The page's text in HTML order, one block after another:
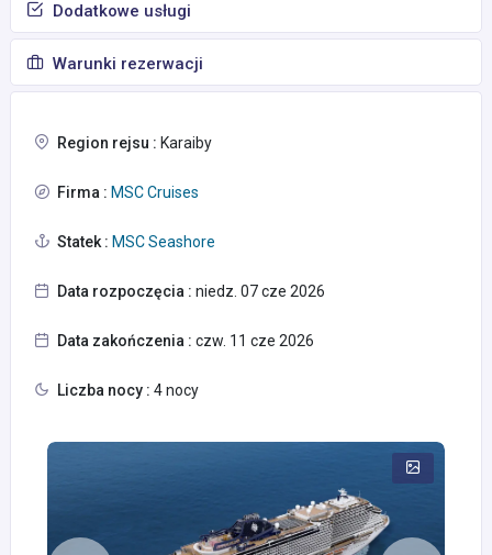
Dodatkowe usługi
Warunki rezerwacji
Region rejsu : Karaiby
Firma : MSC Cruises
Statek : MSC Seashore
Data rozpoczęcia : niedz. 07 cze 2026
Data zakończenia : czw. 11 cze 2026
Liczba nocy : 4 nocy